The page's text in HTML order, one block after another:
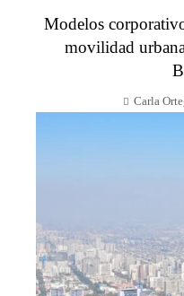
Modelos
movilidad
Carla